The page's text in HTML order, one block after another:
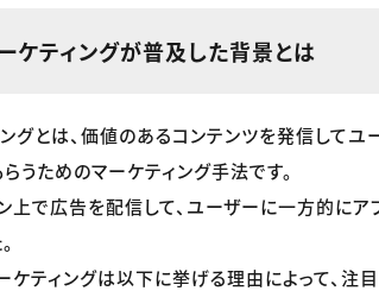
ケティングが普及した背景とは
グとは、価値のあるコンテンツを発信して
うためのマーケティング手法です。
上で広告を配信して、ユーザーに一方的にア
ケティングは以下に挙げる理由によって、注